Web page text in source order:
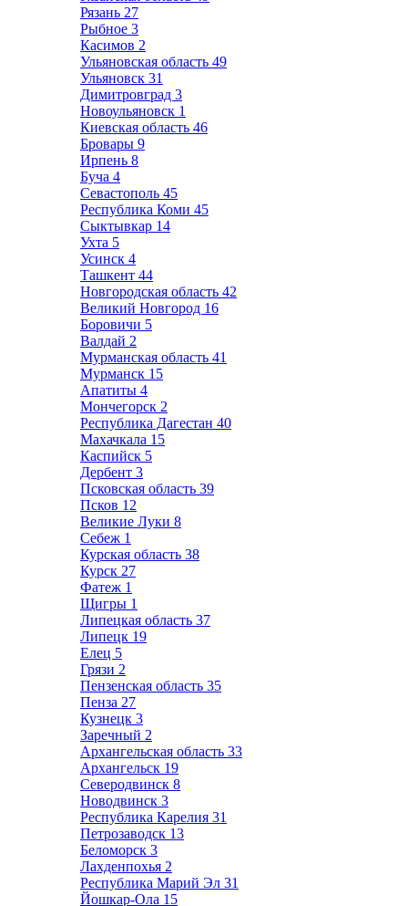
Рязань 27
Рыбное 3
Касимов 2
Ульяновская область 49
Ульяновск 31
Димитровград 3
Новоульяновск 1
Киевская область 46
Бровары 9
Ирпень 8
Буча 4
Севастополь 45
Республика Коми 45
Сыктывкар 14
Ухта 5
Усинск 4
Ташкент 44
Новгородская область 42
Великий Новгород 16
Боровичи 5
Валдай 2
Мурманская область 41
Мурманск 15
Апатиты 4
Мончегорск 2
Республика Дагестан 40
Махачкала 15
Каспийск 5
Дербент 3
Псковская область 39
Псков 12
Великие Луки 8
Себеж 1
Курская область 38
Курск 27
Фатеж 1
Щигры 1
Липецкая область 37
Липецк 19
Елец 5
Грязи 2
Пензенская область 35
Пенза 27
Кузнецк 3
Заречный 2
Архангельская область 33
Архангельск 19
Северодвинск 8
Новодвинск 3
Республика Карелия 31
Петрозаводск 13
Беломорск 3
Лахденпохья 2
Республика Марий Эл 31
Йошкар-Ола 15